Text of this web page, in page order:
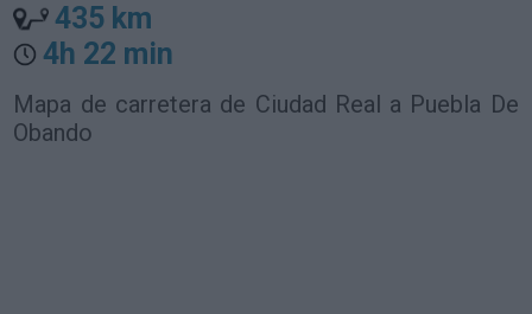
435 km
4h 22 min
Mapa de carretera de Ciudad Real a Puebla De
Obando